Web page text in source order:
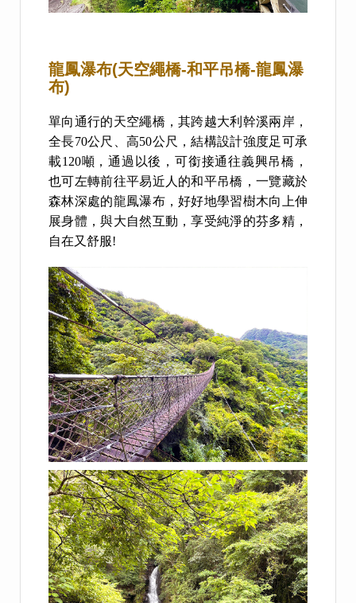
龍鳳瀑布(天空繩橋-和平吊橋-龍鳳瀑
布)
單向通行的天空繩橋，其跨越大利幹溪兩岸，
全長70公尺、高50公尺，結構設計強度足可承
載120噸，通過以後，可銜接通往義興吊橋，
也可左轉前往平易近人的和平吊橋，一覽藏於
森林深處的龍鳳瀑布，好好地學習樹木向上伸
展身體，與大自然互動，享受純淨的芬多精，
自在又舒服!